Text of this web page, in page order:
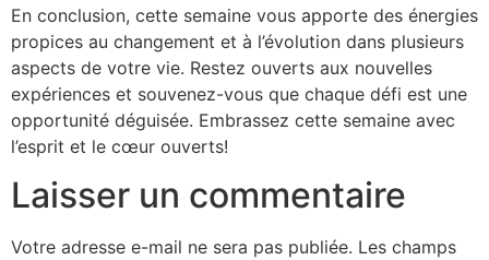
En conclusion, cette semaine vous apporte des énergies
propices au changement et à l’évolution dans plusieurs
aspects de votre vie. Restez ouverts aux nouvelles
expériences et souvenez-vous que chaque défi est une
opportunité déguisée. Embrassez cette semaine avec
l’esprit et le cœur ouverts!
Laisser un commentaire
Votre adresse e-mail ne sera pas publiée. Les champs